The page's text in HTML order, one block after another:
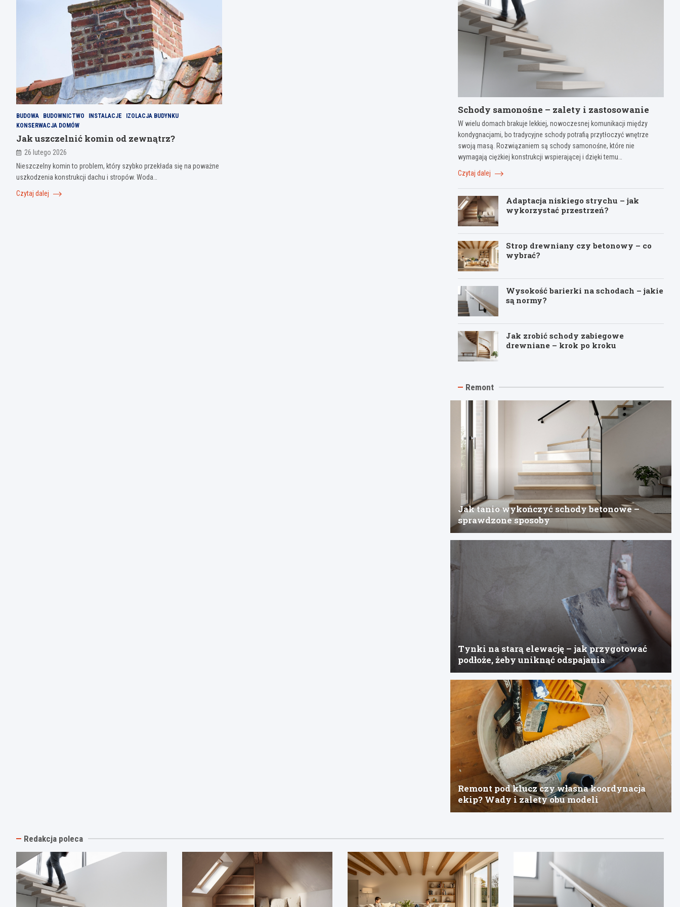
BUDOWA BUDOWNICTWO INSTALACJE
IZOLACJA BUDYNKU
KONSERWACJA DOMÓW
Jak uszczelnić komin od zewnątrz?
26 lutego 2026
Nieszczelny komin to problem, który szybko przekłada się na poważne
uszkodzenia konstrukcji dachu i stropów. Woda…
Czytaj dalej
Schody samonośne – zalety i zastosowanie
W wielu domach brakuje lekkiej, nowoczesnej komunikacji między
kondygnacjami, bo tradycyjne schody potrafią przytłoczyć wnętrze
swoją masą. Rozwiązaniem są schody samonośne, które nie
wymagają ciężkiej konstrukcji wspierającej i dzięki temu…
Czytaj dalej
Adaptacja niskiego strychu – jak
wykorzystać przestrzeń?
Strop drewniany czy betonowy – co
wybrać?
Wysokość barierki na schodach – jakie
są normy?
Jak zrobić schody zabiegowe
drewniane – krok po kroku
Remont
Jak tanio wykończyć schody betonowe –
sprawdzone sposoby
Tynki na starą elewację – jak przygotować
podłoże, żeby uniknąć odspajania
Remont pod klucz czy własna koordynacja
ekip? Wady i zalety obu modeli
Redakcja poleca